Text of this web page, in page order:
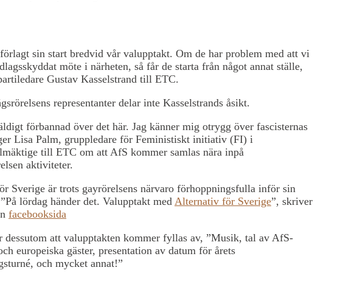
sin start bredvid vår valupptakt. Om de har problem med att vi
möte i närheten, så får de starta från något annat ställe,
Gustav Kasselstrand till ETC.
representanter delar inte Kasselstrands åsikt.
förbannad över det här. Jag känner mig otrygg över fascisternas
Lisa Palm, gruppledare för Feministiskt initiativ (FI) i
till ETC om att AfS kommer samlas nära inpå
aktiviteter.
Sverige är trots gayrörelsens närvaro förhoppningsfulla inför sin
lördag händer det. Valupptakt med Alternativ för Sverige”, skriver
facebooksida
dessutom att valupptakten kommer fyllas av, ”Musik, tal av AfS-
europeiska gäster, presentation av datum för årets
och mycket annat!”